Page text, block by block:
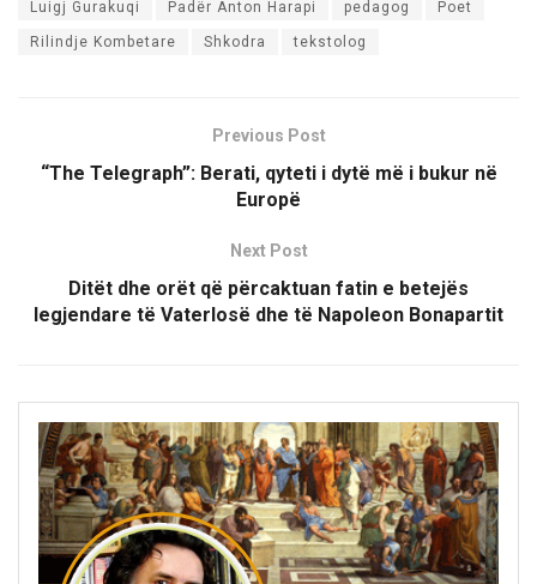
Luigj Gurakuqi Padër Anton Harapi pedagog Poet
Rilindje Kombetare Shkodra tekstolog
Previous Post
“The Telegraph”: Berati, qyteti i dytë më i bukur në
Europë
Next Post
Ditët dhe orët që përcaktuan fatin e betejës
legjendare të Vaterlosë dhe të Napoleon Bonapartit